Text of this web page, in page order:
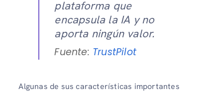
plataforma que
encapsula la IA y no
aporta ningún valor.
Fuente: TrustPilot
Algunas de sus características importantes